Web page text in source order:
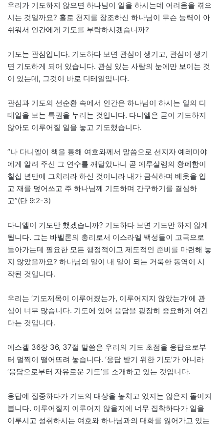
우리가 기도하지 않으면 하나님이 일을 하시는데 어려움을 겪으
시는 것일까요? 홀로 천지를 창조하신 하나님이 무슨 능력이 아
쉬워서 인간에게 기도를 부탁하시겠습니까?
기도는 관심입니다. 기도하다 보면 관심이 생기고, 관심이 생기
면 기도하게 되어 있습니다. 관심 있는 사람의 눈에만 보이는 것
이 있는데, 그것이 바로 디테일입니다.
관심과 기도의 선순환 속에서 인간은 하나님이 하시는 일의 디
테일을 보는 특권을 누리는 것입니다. 다니엘은 굳이 기도하지
않아도 이루어질 일을 놓고 기도했습니다.
“나 다니엘이 책을 통해 여호와께서 말씀으로 선지자 예레미야
에게 알려 주신 그 연수를 깨달았나니 곧 예루살렘의 황폐함이
칠십 년만에 그치리라 하신 것이니라 내가 금식하며 베옷을 입
고 재를 덮어쓰고 주 하나님께 기도하며 간구하기를 결심하
고”(단 9:2-3)
다니엘이 기도만 했겠습니까? 기도하다 보면 기도만 하지 않게
됩니다. 그는 바벨론의 총리로서 이스라엘 백성들이 고국으로
돌아가는데 필요한 모든 행정적이고 제도적인 준비를 마련해 놓
지 않았을까요? 하나님의 일이 내 일이 되는 거룩한 동역이 시
작된 것입니다.
우리는 ‘기도제목이 이루어졌는가, 이루어지지 않았는가’에 관
심이 너무 많습니다. 기도에 있어 응답을 굉장히 중요하게 여긴
다는 것입니다.
에스겔 36장 36, 37절 말씀은 우리의 기도 초점을 응답으로부
터 멀찍이 떨어뜨려 놓습니다. ‘응답 받기 위한 기도’가 아니라
‘응답으로부터 자유로운 기도’를 소개하고 있는 것입니다.
응답에 집중하다가 기도의 대상을 놓치고 있지는 않은지 돌이켜
봅니다. 이루어질지 이루어지 않을지에 너무 집착하다가 일을
이루시고 성취하시는 여호와 하나님과의 대화를 잃어가고 있는